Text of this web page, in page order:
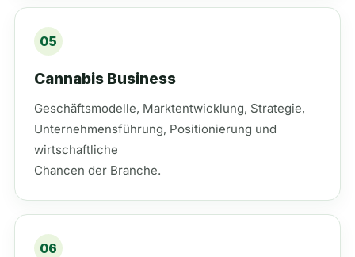
05
Cannabis Business
Geschäftsmodelle, Marktentwicklung, Strategie,
Unternehmensführung, Positionierung und
wirtschaftliche
Chancen der Branche.
06